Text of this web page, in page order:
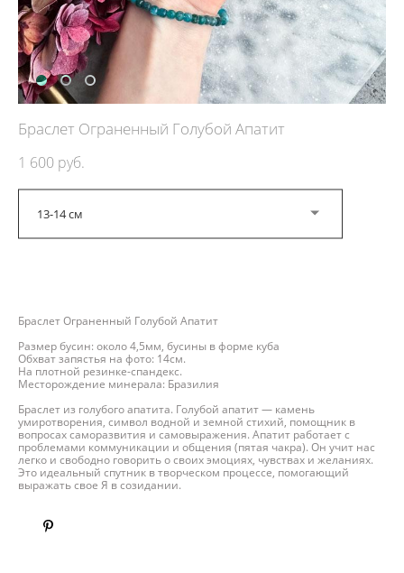
Браслет Ограненный Голубой Апатит
1 600 pуб.
13-14 см
Браслет Ограненный Голубой Апатит
Размер бусин: около 4,5мм, бусины в форме куба
Обхват запястья на фото: 14см.
На плотной резинке-спандекс.
Месторождение минерала: Бразилия
Браслет из голубого апатита. Голубой апатит — камень
умиротворения, символ водной и земной стихий, помощник в
вопросах саморазвития и самовыражения. Апатит работает с
проблемами коммуникации и общения (пятая чакра). Он учит нас
легко и свободно говорить о своих эмоциях, чувствах и желаниях.
Это идеальный спутник в творческом процессе, помогающий
выражать свое Я в созидании.